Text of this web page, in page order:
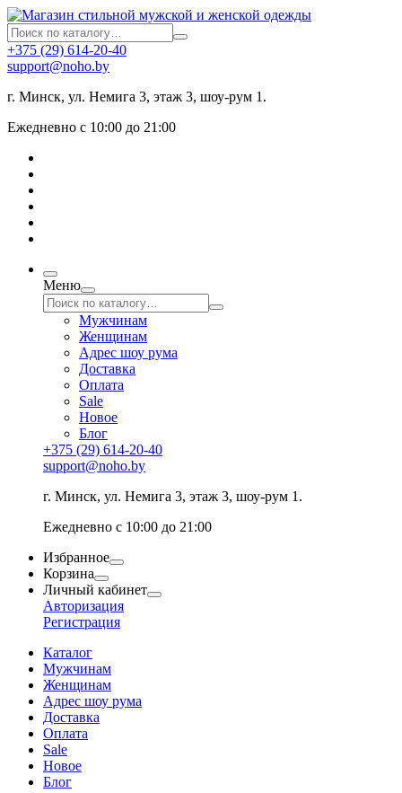
+375 (29) 614-20-40
support@noho.by
г. Минск, ул. Немига 3, этаж 3, шоу-рум 1.
Ежедневно с 10:00 до 21:00
Меню
Мужчинам
Женщинам
Адрес шоу рума
Доставка
Оплата
Sale
Новое
Блог
+375 (29) 614-20-40
support@noho.by
г. Минск, ул. Немига 3, этаж 3, шоу-рум 1.
Ежедневно с 10:00 до 21:00
Избранное
Корзина
Личный кабинет
Авторизация
Регистрация
Каталог
Мужчинам
Женщинам
Адрес шоу рума
Доставка
Оплата
Sale
Новое
Блог